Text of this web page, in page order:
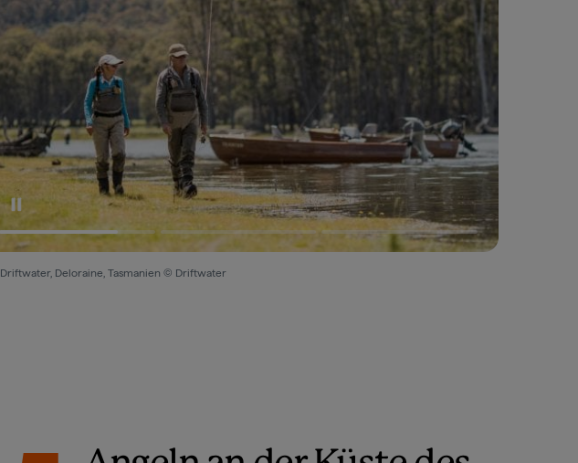
Driftwater, Deloraine, Tasmanien © Driftwater